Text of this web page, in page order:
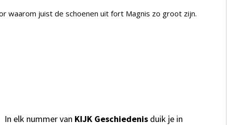
waarom juist de schoenen uit fort Magnis zo groot zijn.
In elk nummer van KIJK Geschiedenis duik je in